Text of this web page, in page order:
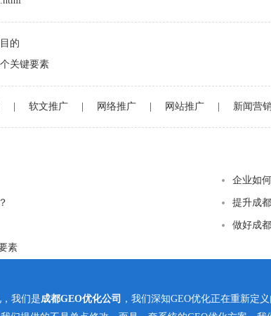
的
关键要素
软文推广 网络推广 网站推广 新闻营销
企业如
提升成
做好成
素
我们是成都GEO优化公司
，我们深知GEO优化正在重新定